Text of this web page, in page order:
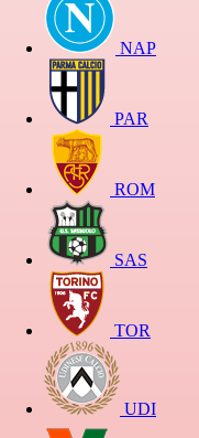
NAP
PAR
ROM
SAS
TOR
UDI